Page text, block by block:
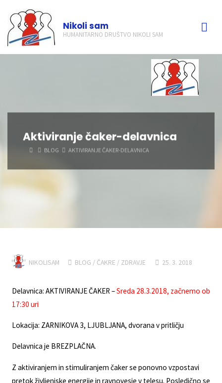
content
Nikoli sam
HUMANITARNO DRUŠTVO NIKOLI SAM
Aktiviranje čaker-delavnica
HOMEBLOG AKTIVIRANJE ČAKER-DELAVNICA
NIKOLISAM BLOG / ČAKRE / ZDRAVJE 25. 3. 2018
Delavnica: AKTIVIRANJE ČAKER –Sreda 28.3.2018, začnemo ob
17:30 uri
Lokacija: ZARNIKOVA 3, LJUBLJANA, dvorana v pritličju
Delavnica je BREZPLAČNA.
Z aktiviranjem in stimuliranjem čaker se ponovno vzpostavi
pretok življenjske energije in ravnovesje v telesu. Posledično se